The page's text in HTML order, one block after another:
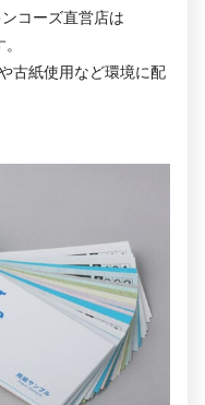
コーズ直営店は
古紙使用など環境に配